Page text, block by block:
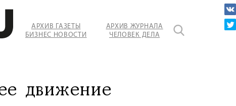
АРХИВ ГАЗЕТЫ
БИЗНЕС НОВОСТИ
АРХИВ ЖУРНАЛА
ЧЕЛОВЕК ДЕЛА
движение